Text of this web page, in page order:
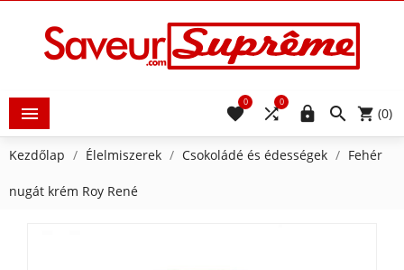
  (0)


0

0
Kezdőlap Élelmiszerek Csokoládé és édességek Fehér
nugát krém Roy René